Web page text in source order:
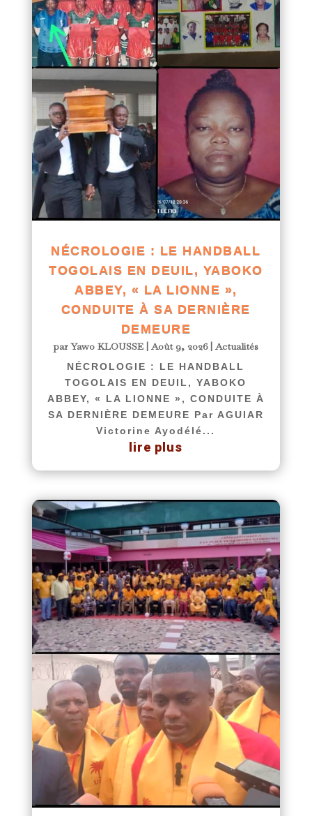
NÉCROLOGIE : LE HANDBALL
TOGOLAIS EN DEUIL, YABOKO
ABBEY, « LA LIONNE »,
CONDUITE À SA DERNIÈRE
DEMEURE
parYawo KLOUSSE |Août 9, 2026|Actualités
NÉCROLOGIE : LE HANDBALL
TOGOLAIS EN DEUIL, YABOKO
ABBEY, « LA LIONNE », CONDUITE À
SA DERNIÈRE DEMEURE Par AGUIAR
Victorine Ayodélé...
lire plus